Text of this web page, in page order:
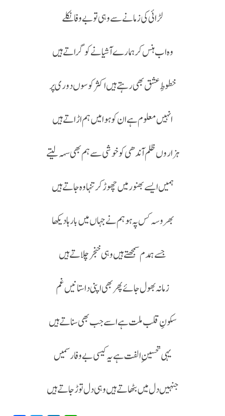
لڑائی کی زمانے سے وہی تو بے وفا نکلے
وہ اب ہنس کر ہمارے آشیانے کو گراتے ہیں
خطوطِ عشق بھی رہتے ہیں اکثر کوسوں دوری پر
انہیں معلوم ہے ان کو ہوا میں ہم اڑاتے ہیں
ہزاروں ظلم آندھی کو خوشی سے ہم بھی سہہ لیتے
ہمیں ایسے بھنور میں چھوڑ کر تنہا وہ جاتے ہیں
بھروسہ کس پہ ہو ہم نے جہاں میں بارہا دیکھا
جسے ہمدم سمجھتے ہیں وہی خنجر چلاتے ہیں
زمانہ بھول جائے پھر بھی اپنی داستانیں غم
سکونِ قلب ملت ہے اسے جب بھی سناتے ہیں
یہی تحسینِ الفت ہے یہ کیسی بے وفا رسمیں
جنہیں دل میں بٹھاتے ہیں وہی دل توڑ جاتے ہیں